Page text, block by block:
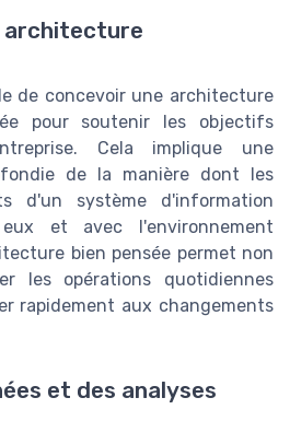
architecture
de concevoir une architecture
pour soutenir les objectifs
Cela implique une
de la manière dont les
d'un système d'information
et avec l'environnement
bien pensée permet non
les opérations quotidiennes
rapidement aux changements
et des analyses